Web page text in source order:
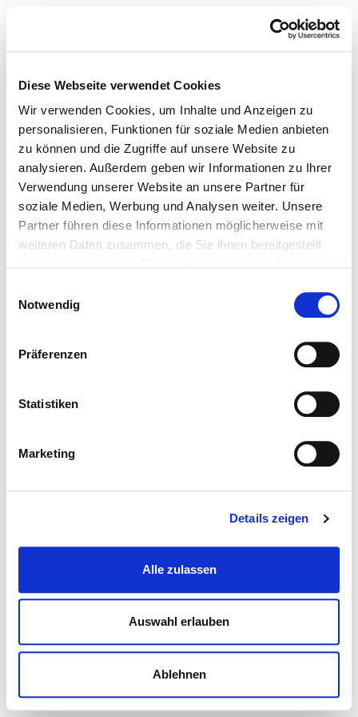
Diese Webseite verwendet Cookies
Wir verwenden Cookies, um Inhalte und Anzeigen zu
personalisieren, Funktionen für soziale Medien anbieten
zu können und die Zugriffe auf unsere Website zu
analysieren. Außerdem geben wir Informationen zu Ihrer
Verwendung unserer Website an unsere Partner für
soziale Medien, Werbung und Analysen weiter. Unsere
Partner führen diese Informationen möglicherweise mit
weiteren Daten zusammen, die Sie ihnen bereitgestellt
Notwendig
Präferenzen
Statistiken
Marketing
Details zeigen
Alle zulassen
Auswahl erlauben
Ablehnen